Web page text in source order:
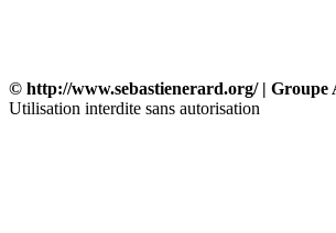
© http://www.sebastienerard.org/ | Groupe
Utilisation interdite sans autorisation